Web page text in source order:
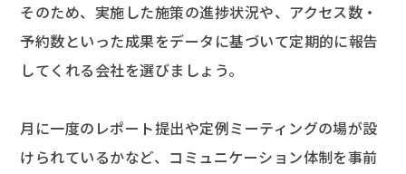
そのため、実施した施策の進捗状況や、アクセス数・
予約数といった成果をデータに基づいて定期的に報告
してくれる会社を選びましょう。
月に一度のレポート提出や定例ミーティングの場が設
けられているかなど、コミュニケーション体制を事前